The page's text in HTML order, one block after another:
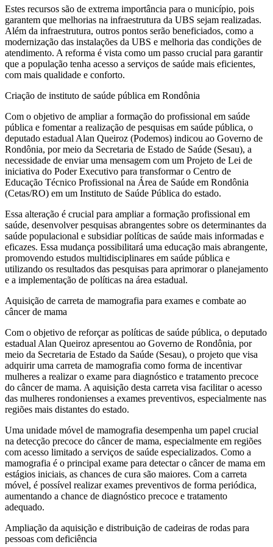
Estes recursos são de extrema importância para o município, pois
garantem que melhorias na infraestrutura da UBS sejam realizadas.
Além da infraestrutura, outros pontos serão beneficiados, como a
modernização das instalações da UBS e melhoria das condições de
atendimento. A reforma é vista como um passo crucial para garantir
que a população tenha acesso a serviços de saúde mais eficientes,
com mais qualidade e conforto.
Criação de instituto de saúde pública em Rondônia
Com o objetivo de ampliar a formação do profissional em saúde
pública e fomentar a realização de pesquisas em saúde pública, o
deputado estadual Alan Queiroz (Podemos) indicou ao Governo de
Rondônia, por meio da Secretaria de Estado de Saúde (Sesau), a
necessidade de enviar uma mensagem com um Projeto de Lei de
iniciativa do Poder Executivo para transformar o Centro de
Educação Técnico Profissional na Área de Saúde em Rondônia
(Cetas/RO) em um Instituto de Saúde Pública do estado.
Essa alteração é crucial para ampliar a formação profissional em
saúde, desenvolver pesquisas abrangentes sobre os determinantes da
saúde populacional e subsidiar políticas de saúde mais informadas e
eficazes. Essa mudança possibilitará uma educação mais abrangente,
promovendo estudos multidisciplinares em saúde pública e
utilizando os resultados das pesquisas para aprimorar o planejamento
e a implementação de políticas na área estadual.
Aquisição de carreta de mamografia para exames e combate ao
câncer de mama
Com o objetivo de reforçar as políticas de saúde pública, o deputado
estadual Alan Queiroz apresentou ao Governo de Rondônia, por
meio da Secretaria de Estado da Saúde (Sesau), o projeto que visa
adquirir uma carreta de mamografia como forma de incentivar
mulheres a realizar o exame para diagnóstico e tratamento precoce
do câncer de mama. A aquisição desta carreta visa facilitar o acesso
das mulheres rondonienses a exames preventivos, especialmente nas
regiões mais distantes do estado.
Uma unidade móvel de mamografia desempenha um papel crucial
na detecção precoce do câncer de mama, especialmente em regiões
com acesso limitado a serviços de saúde especializados. Como a
mamografia é o principal exame para detectar o câncer de mama em
estágios iniciais, as chances de cura são maiores. Com a carreta
móvel, é possível realizar exames preventivos de forma periódica,
aumentando a chance de diagnóstico precoce e tratamento
adequado.
Ampliação da aquisição e distribuição de cadeiras de rodas para
pessoas com deficiência